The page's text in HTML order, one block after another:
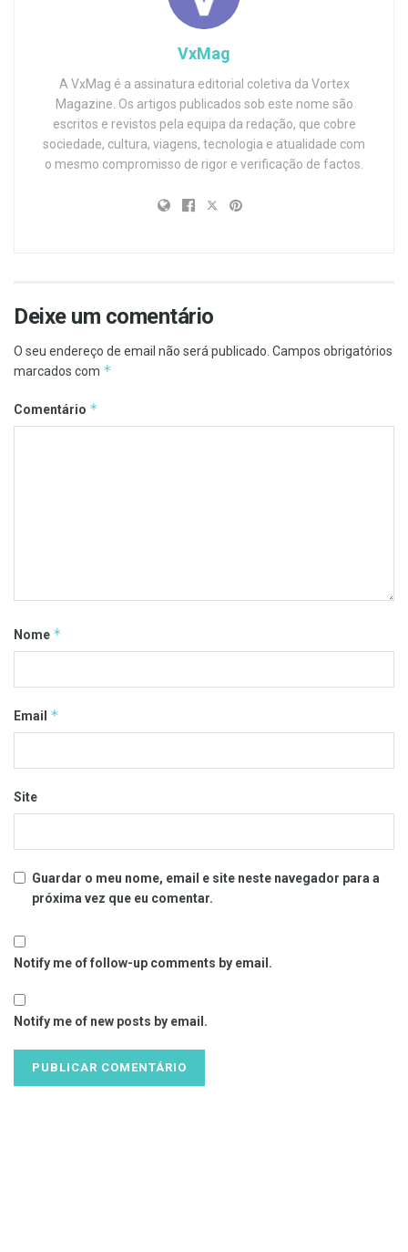
VxMag
A VxMag é a assinatura editorial coletiva da Vortex
Magazine. Os artigos publicados sob este nome são
escritos e revistos pela equipa da redação, que cobre
sociedade, cultura, viagens, tecnologia e atualidade com
o mesmo compromisso de rigor e verificação de factos.
Deixe um comentário
O seu endereço de email não será publicado. Campos obrigatórios
marcados com *
Comentário *
Nome *
Email *
Site
Guardar o meu nome, email e site neste navegador para a
próxima vez que eu comentar.
Notify me of follow-up comments by email.
Notify me of new posts by email.